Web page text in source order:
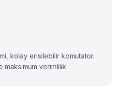
kolay erisilebilir komutator.
maksimum verimlilik.